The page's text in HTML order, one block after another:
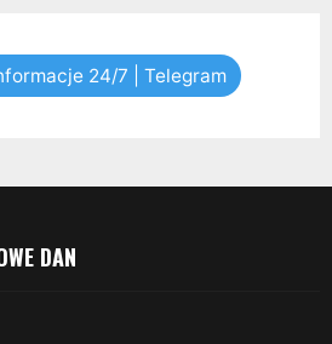
24/7 | Telegram
DAN